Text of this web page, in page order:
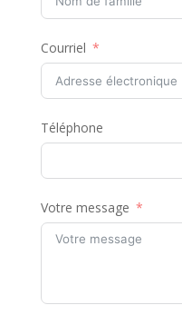
Courriel
Téléphone
Votre message